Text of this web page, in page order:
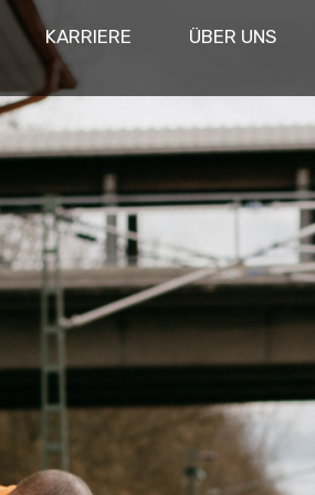
KARRIERE ÜBER UNS